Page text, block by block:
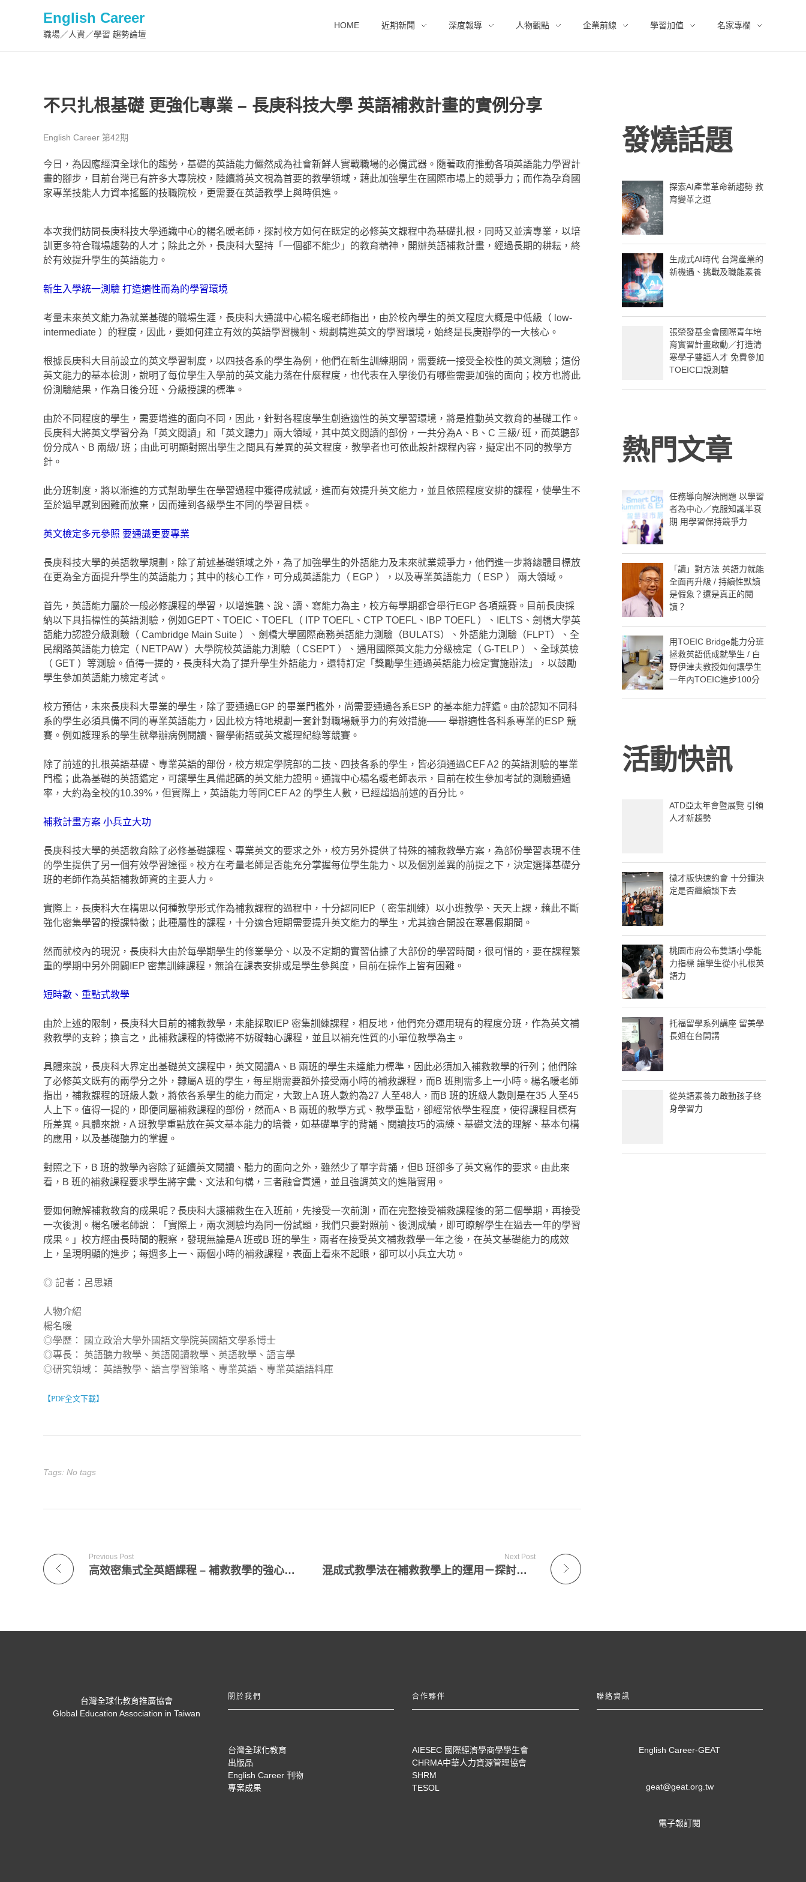
English Career
職場／人資／學習 趨勢論壇
HOME 近期新聞 深度報導 人物觀點 企業前線 學習加值 名家專欄
不只扎根基礎 更強化專業 – 長庚科技大學 英語補救計畫的實例分享
English Career 第42期
今日，為因應經濟全球化的趨勢，基礎的英語能力儼然成為社會新鮮人實戰職場的必備武器。隨著政府推動各項英語能力學習計
畫的腳步，目前台灣已有許多大專院校，陸續將英文視為首要的教學領域，藉此加強學生在國際市場上的競爭力；而作為孕育國
家專業技能人力資本搖籃的技職院校，更需要在英語教學上與時俱進。
本次我們訪問長庚科技大學通識中心的楊名暖老師，探討校方如何在既定的必修英文課程中為基礎扎根，同時又並濟專業，以培
訓更多符合職場趨勢的人才；除此之外，長庚科大堅持「一個都不能少」的教育精神，開辦英語補救計畫，經過長期的耕耘，終
於有效提升學生的英語能力。
新生入學統一測驗 打造適性而為的學習環境
考量未來英文能力為就業基礎的職場生涯，長庚科大通識中心楊名暖老師指出，由於校內學生的英文程度大概是中低級（ low-
intermediate ）的程度，因此，要如何建立有效的英語學習機制、規劃精進英文的學習環境，始終是長庚辦學的一大核心。
根據長庚科大目前設立的英文學習制度，以四技各系的學生為例，他們在新生訓練期間，需要統一接受全校性的英文測驗；這份
英文能力的基本檢測，說明了每位學生入學前的英文能力落在什麼程度，也代表在入學後仍有哪些需要加強的面向；校方也將此
份測驗結果，作為日後分班、分級授課的標準。
由於不同程度的學生，需要增進的面向不同，因此，針對各程度學生創造適性的英文學習環境，將是推動英文教育的基礎工作。
長庚科大將英文學習分為「英文閱讀」和「英文聽力」兩大領域，其中英文閱讀的部份，一共分為A、B、C 三級/ 班，而英聽部
份分成A、B 兩級/ 班；由此可明顯對照出學生之間具有差異的英文程度，教學者也可依此設計課程內容，擬定出不同的教學方
針。
此分班制度，將以漸進的方式幫助學生在學習過程中獲得成就感，進而有效提升英文能力，並且依照程度安排的課程，使學生不
至於過早感到困難而放棄，因而達到各級學生不同的學習目標。
英文檢定多元參照 要通識更要專業
長庚科技大學的英語教學規劃，除了前述基礎領域之外，為了加強學生的外語能力及未來就業競爭力，他們進一步將總體目標放
在更為全方面提升學生的英語能力；其中的核心工作，可分成英語能力（ EGP ），以及專業英語能力（ ESP ） 兩大領域。
首先，英語能力屬於一般必修課程的學習，以增進聽、說、讀、寫能力為主，校方每學期都會舉行EGP 各項競賽。目前長庚採
納以下具指標性的英語測驗，例如GEPT、TOEIC、TOEFL（ ITP TOEFL、CTP TOEFL、IBP TOEFL ）、IELTS、劍橋大學英
語能力認證分級測驗（ Cambridge Main Suite ）、劍橋大學國際商務英語能力測驗（BULATS）、外語能力測驗（FLPT）、全
民網路英語能力檢定（ NETPAW ）大學院校英語能力測驗（ CSEPT ）、通用國際英文能力分級檢定（ G-TELP ）、全球英檢
（ GET ）等測驗。值得一提的，長庚科大為了提升學生外語能力，還特訂定「獎勵學生通過英語能力檢定實施辦法」，以鼓勵
學生參加英語能力檢定考試。
校方預估，未來長庚科大畢業的學生，除了要通過EGP 的畢業門檻外，尚需要通過各系ESP 的基本能力評鑑。由於認知不同科
系的學生必須具備不同的專業英語能力，因此校方特地規劃一套針對職場競爭力的有效措施—— 舉辦適性各科系專業的ESP 競
賽。例如護理系的學生就舉辦病例閱讀、醫學術語或英文護理紀錄等競賽。
除了前述的扎根英語基礎、專業英語的部份，校方規定學院部的二技、四技各系的學生，皆必須通過CEF A2 的英語測驗的畢業
門檻；此為基礎的英語鑑定，可讓學生具備起碼的英文能力證明。通識中心楊名暖老師表示，目前在校生參加考試的測驗通過
率，大約為全校的10.39%，但實際上，英語能力等同CEF A2 的學生人數，已經超過前述的百分比。
補救計畫方案 小兵立大功
長庚科技大學的英語教育除了必修基礎課程、專業英文的要求之外，校方另外提供了特殊的補救教學方案，為部份學習表現不佳
的學生提供了另一個有效學習途徑。校方在考量老師是否能充分掌握每位學生能力、以及個別差異的前提之下，決定選擇基礎分
班的老師作為英語補救師資的主要人力。
實際上，長庚科大在構思以何種教學形式作為補救課程的過程中，十分認同IEP（ 密集訓練）以小班教學、天天上課，藉此不斷
強化密集學習的授課特徵；此種屬性的課程，十分適合短期需要提升英文能力的學生，尤其適合開設在寒暑假期間。
然而就校內的現況，長庚科大由於每學期學生的修業學分、以及不定期的實習佔據了大部份的學習時間，很可惜的，要在課程繁
重的學期中另外開闢IEP 密集訓練課程，無論在課表安排或是學生參與度，目前在操作上皆有困難。
短時數、重點式教學
由於上述的限制，長庚科大目前的補救教學，未能採取IEP 密集訓練課程，相反地，他們充分運用現有的程度分班，作為英文補
救教學的支幹；換言之，此補救課程的特徵將不妨礙軸心課程，並且以補充性質的小單位教學為主。
具體來說，長庚科大界定出基礎英文課程中，英文閱讀A、B 兩班的學生未達能力標準，因此必須加入補救教學的行列；他們除
了必修英文既有的兩學分之外，隸屬A 班的學生，每星期需要額外接受兩小時的補救課程，而B 班則需多上一小時。楊名暖老師
指出，補救課程的班級人數，將依各系學生的能力而定，大致上A 班人數約為27 人至48人，而B 班的班級人數則是在35 人至45
人上下。值得一提的，即便同屬補救課程的部份，然而A、B 兩班的教學方式、教學重點，卻經常依學生程度，使得課程目標有
所差異。具體來說，A 班教學重點放在英文基本能力的培養，如基礎單字的背誦、閱讀技巧的演練、基礎文法的理解、基本句構
的應用，以及基礎聽力的掌握。
對照之下，B 班的教學內容除了延續英文閱讀、聽力的面向之外，雖然少了單字背誦，但B 班卻多了英文寫作的要求。由此來
看，B 班的補救課程要求學生將字彙、文法和句構，三者融會貫通，並且強調英文的進階實用。
要如何瞭解補救教育的成果呢？長庚科大讓補救生在入班前，先接受一次前測，而在完整接受補救課程後的第二個學期，再接受
一次後測。楊名暖老師說：「實際上，兩次測驗均為同一份試題，我們只要對照前、後測成績，即可瞭解學生在過去一年的學習
成果。」校方經由長時間的觀察，發現無論是A 班或B 班的學生，兩者在接受英文補救教學一年之後，在英文基礎能力的成效
上，呈現明顯的進步；每週多上一、兩個小時的補救課程，表面上看來不起眼，卻可以小兵立大功。
◎ 記者：呂思穎
人物介紹
楊名暖
◎學歷： 國立政治大學外國語文學院英國語文學系博士
◎專長： 英語聽力教學、英語閱讀教學、英語教學、語言學
◎研究領域： 英語教學、語言學習策略、專業英語、專業英語語料庫
【PDF全文下載】
Tags: No tags
Previous Post
高效密集式全英語課程 – 補救教學的強心劑：第二屆北區密集英語營成功案例
Next Post
混成式教學法在補救教學上的運用－探討東吳大學英語補救教學機制
發燒話題
探索AI產業革命新趨勢 教
育變革之道
生成式AI時代 台灣產業的
新機遇、挑戰及職能素養
張榮發基金會國際青年培
育實習計畫啟動／打造清
寒學子雙語人才 免費參加
TOEIC口說測驗
熱門文章
任務導向解決問題 以學習
者為中心／克服知識半衰
期 用學習保持競爭力
「讀」對方法 英語力就能
全面再升級 / 持續性默讀
是假象？還是真正的閱
讀？
用TOEIC Bridge能力分班
拯救英語低成就學生 / 白
野伊津夫教授如何讓學生
一年內TOEIC進步100分
活動快訊
ATD亞太年會暨展覽 引領
人才新趨勢
徵才版快速約會 十分鐘決
定是否繼續談下去
桃園市府公布雙語小學能
力指標 讓學生從小扎根英
語力
托福留學系列講座 留美學
長姐在台開講
從英語素養力啟動孩子終
身學習力
台灣全球化教育推廣協會
Global Education Association in Taiwan
關於我們
台灣全球化教育
出版品
English Career 刊物
專案成果
合作夥伴
AIESEC 國際經濟學商學學生會
CHRMA中華人力資源管理協會
SHRM
TESOL
聯絡資訊
English Career-GEAT
geat@geat.org.tw
電子報訂閱